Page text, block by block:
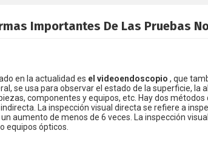
Importantes De Las Pruebas
en la actualidad es el videoendoscopio , que
se usa para observar el estado de la superficie, la
componentes y equipos, etc. Hay dos métodos
La inspección visual directa se refiere a
aumento de menos de 6 veces. La inspección
equipos ópticos.